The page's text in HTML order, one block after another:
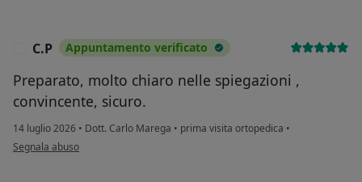
C.P Appuntamento verificato
Preparato, molto chiaro nelle spiegazioni ,
convincente, sicuro.
14 luglio 2026 • Dott. Carlo Marega • prima visita ortopedica •
secondo l'opinione dell'utente C.P
Segnala abuso